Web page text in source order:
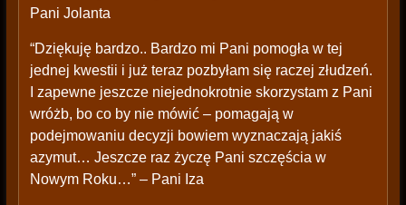
Pani Jolanta
“Dziękuję bardzo.. Bardzo mi Pani pomogła w tej
jednej kwestii i już teraz pozbyłam się raczej złudzeń.
I zapewne jeszcze niejednokrotnie skorzystam z Pani
wróżb, bo co by nie mówić – pomagają w
podejmowaniu decyzji bowiem wyznaczają jakiś
azymut… Jeszcze raz życzę Pani szczęścia w
Nowym Roku…” – Pani Iza